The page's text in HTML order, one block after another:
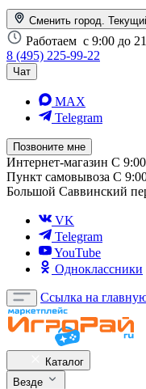
Сменить город.
Работаем с 9:00 до
8 (495) 225-99-22
Чат
MAX
Telegram
Позвоните мне
Интернет-магазин С
Пункт самовывоза С
Большой Саввинский
VK
Telegram
YouTube
Одноклассники
Ссылка на
Каталог
Везде